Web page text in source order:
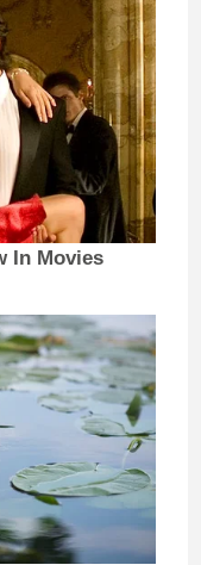
In Movies